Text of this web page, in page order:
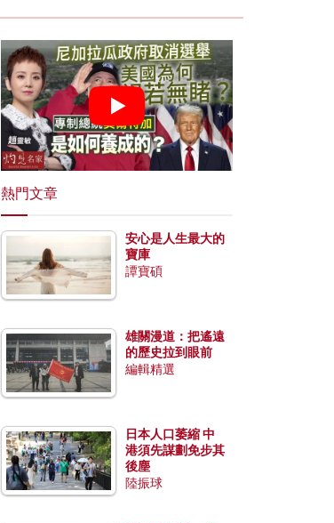
熱門文章
安心是人生最大的
寶庫
譚寶碩
雄關漫道：把遙遠
的歷史拉到眼前
編輯精選
日本人口萎縮 中
港須先謀劃免步其
後塵
陸振球